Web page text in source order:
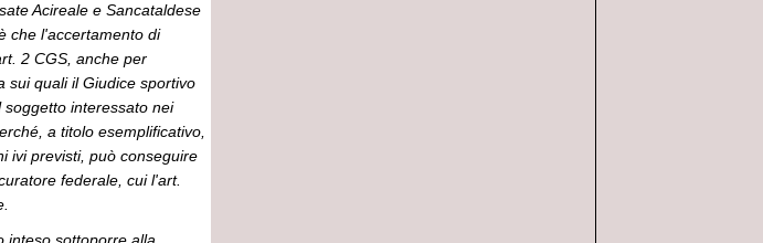
Acireale e Sancataldese
che l'accertamento di
2 CGS, anche per
sui quali il Giudice sportivo
interessato nei
a titolo esemplificativo,
ivi previsti, può conseguire
federale, cui l'art.